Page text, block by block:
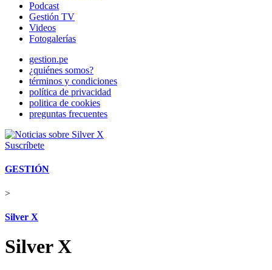
Podcast
Gestión TV
Videos
Fotogalerías
gestion.pe
¿quiénes somos?
términos y condiciones
política de privacidad
politica de cookies
preguntas frecuentes
Suscríbete
GESTIÓN
>
Silver X
Silver X